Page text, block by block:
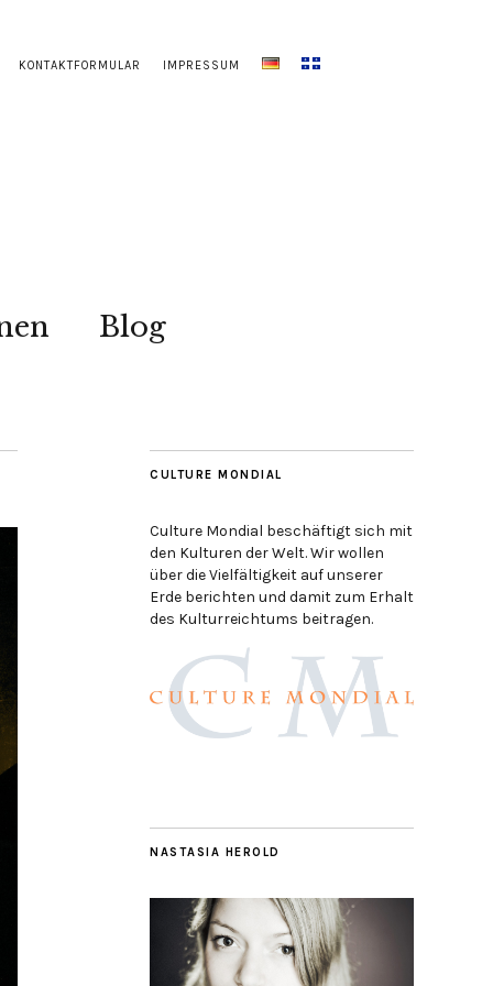
KONTAKTFORMULAR IMPRESSUM
Blog
CULTURE MONDIAL
Culture Mondial beschäftigt sich mit
den Kulturen der Welt. Wir wollen
über die Vielfältigkeit auf unserer
Erde berichten und damit zum Erhalt
des Kulturreichtums beitragen.
NASTASIA HEROLD